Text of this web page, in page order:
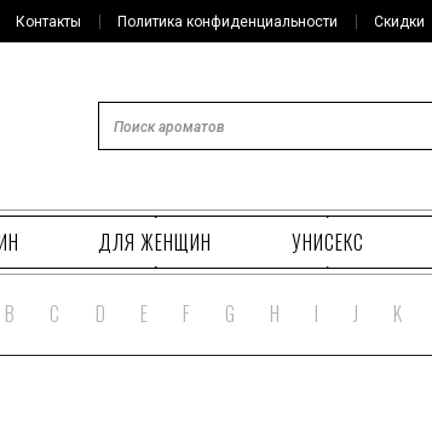
Контакты Политика конфиденциальности Скидки
ДЛЯ ЖЕНЩИН УНИСЕКС
B C D E F G H I J K